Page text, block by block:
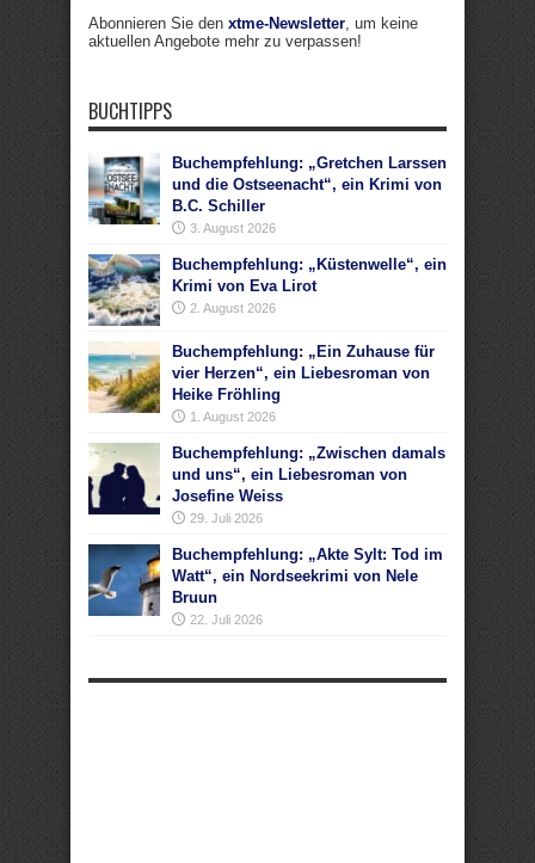
Abonnieren Sie den xtme-Newsletter, um keine
aktuellen Angebote mehr zu verpassen!
BUCHTIPPS
Buchempfehlung: „Gretchen Larssen
und die Ostseenacht“, ein Krimi von
B.C. Schiller
3. August 2026
Buchempfehlung: „Küstenwelle“, ein
Krimi von Eva Lirot
2. August 2026
Buchempfehlung: „Ein Zuhause für
vier Herzen“, ein Liebesroman von
Heike Fröhling
1. August 2026
Buchempfehlung: „Zwischen damals
und uns“, ein Liebesroman von
Josefine Weiss
29. Juli 2026
Buchempfehlung: „Akte Sylt: Tod im
Watt“, ein Nordseekrimi von Nele
Bruun
22. Juli 2026